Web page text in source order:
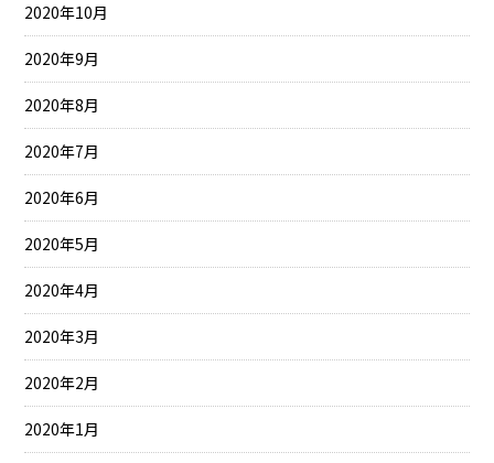
2020年10月
2020年9月
2020年8月
2020年7月
2020年6月
2020年5月
2020年4月
2020年3月
2020年2月
2020年1月